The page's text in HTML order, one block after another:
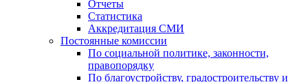
Отчеты
Статистика
Аккредитация СМИ
Постоянные комиссии
По социальной политике, законности,
правопорядку
По благоустройству, градостроительству и